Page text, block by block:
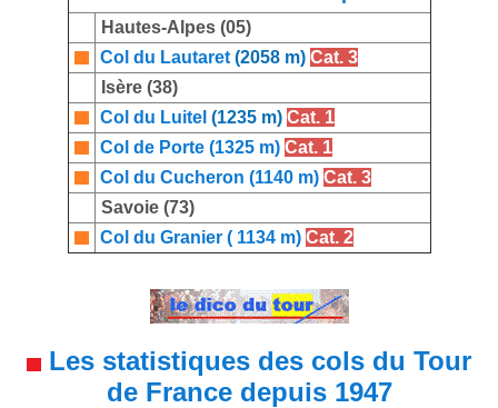
Hautes-Alpes (05)
Col du Lautaret(2058 m) Cat. 3
Isère (38)
Col du Luitel (1235 m) Cat. 1
Col de Porte (1325 m) Cat. 1
Col du Cucheron (1140 m) Cat. 3
Savoie (73)
Col du Granier ( 1134 m) Cat. 2
Les statistiques des cols du Tour
de France depuis 1947